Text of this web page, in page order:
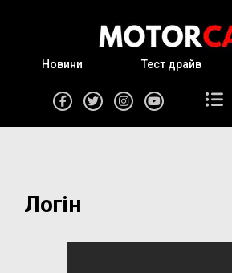
Новини Тест драйв
Логін